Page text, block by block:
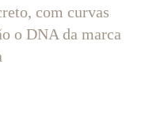
com curvas
o DNA da marca